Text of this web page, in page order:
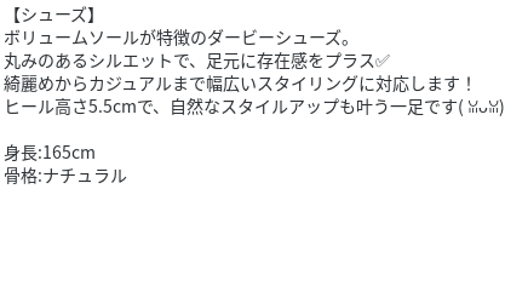
【シューズ】
ボリュームソールが特徴のダービーシューズ。
丸みのあるシルエットで、足元に存在感をプラス✅
綺麗めからカジュアルまで幅広いスタイリングに対応します！
ヒール高さ5.5cmで、自然なスタイルアップも叶う一足です( ꈍᴗꈍ)
身長:165cm
骨格:ナチュラル